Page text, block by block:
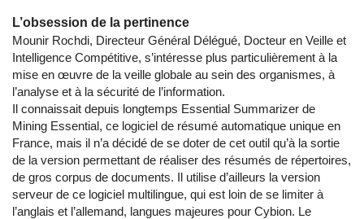
L’obsession de la pertinence
Mounir Rochdi, Directeur Général Délégué, Docteur en Veille et
Intelligence Compétitive, s’intéresse plus particulièrement à la
mise en œuvre de la veille globale au sein des organismes, à
l’analyse et à la sécurité de l’information.
Il connaissait depuis longtemps Essential Summarizer de
Mining Essential, ce logiciel de résumé automatique unique en
France, mais il n’a décidé de se doter de cet outil qu’à la sortie
de la version permettant de réaliser des résumés de répertoires,
de gros corpus de documents. Il utilise d’ailleurs la version
serveur de ce logiciel multilingue, qui est loin de se limiter à
l’anglais et l’allemand, langues majeures pour Cybion. Le